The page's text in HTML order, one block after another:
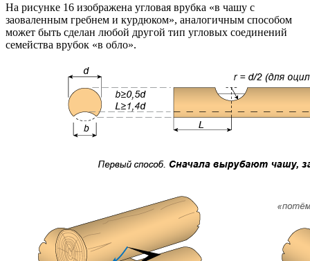
На рисунке 16 изображена угловая врубка «в чашу с
заоваленным гребнем и курдюком», аналогичным способом
может быть сделан любой другой тип угловых соединений
семейства врубок «в обло».